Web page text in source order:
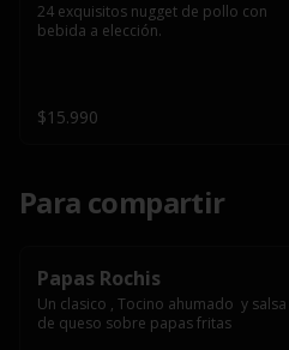
24 exquisitos nugget de pollo con
bebida a elección.
$15.990
Para compartir
Papas Rochis
Un clasico , Tocino ahumado  y salsa
de queso sobre papas fritas